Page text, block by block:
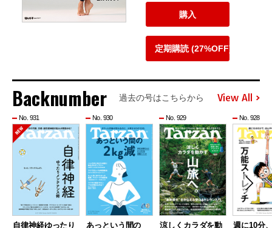
購入
定期購読 (27%OFF)
Backnumber 過去の号はこちらから View All
No. 931
自律神経ゆったり
No. 930
あっという間の
No. 929
涼しくカラダを動
No. 928
週に10分